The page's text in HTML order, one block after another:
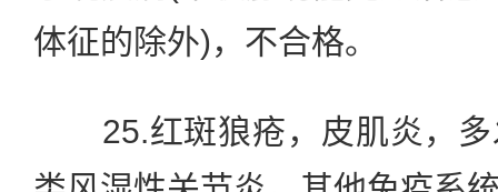
体征的除外)，不合格。
25.红斑狼疮，皮肌炎，多